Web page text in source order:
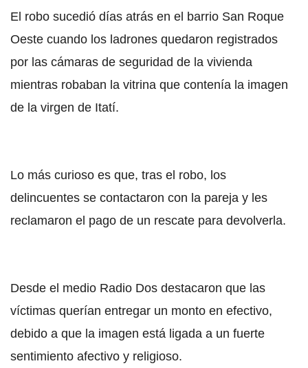
El robo sucedió días atrás en el barrio San Roque
Oeste cuando los ladrones quedaron registrados
por las cámaras de seguridad de la vivienda
mientras robaban la vitrina que contenía la imagen
de la virgen de Itatí.
Lo más curioso es que, tras el robo, los
delincuentes se contactaron con la pareja y les
reclamaron el pago de un rescate para devolverla.
Desde el medio Radio Dos destacaron que las
víctimas querían entregar un monto en efectivo,
debido a que la imagen está ligada a un fuerte
sentimiento afectivo y religioso.